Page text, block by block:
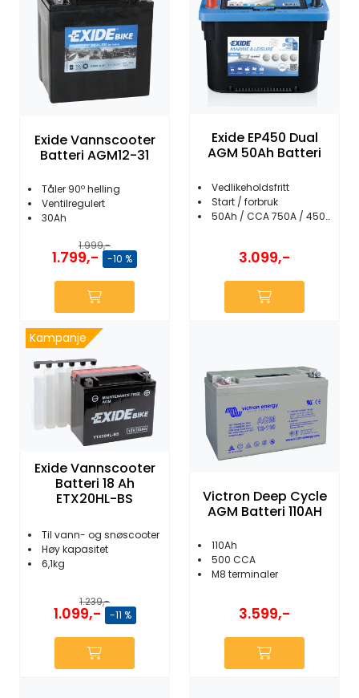
Exide Vannscooter
Batteri AGM12-31
Tåler 90º helling
Ventilregulert
30Ah
1.999,-
1.799,- -10 %
Exide EP450 Dual
AGM 50Ah Batteri
Vedlikeholdsfritt
Start / forbruk
50Ah / CCA 750A / 450Wh
3.099,-
Kampanje
Exide Vannscooter
Batteri 18 Ah
ETX20HL-BS
Til vann- og snøscooter
Høy kapasitet
6,1kg
1.239,-
1.099,- -11 %
Victron Deep Cycle
AGM Batteri 110AH
110Ah
500 CCA
M8 terminaler
3.599,-